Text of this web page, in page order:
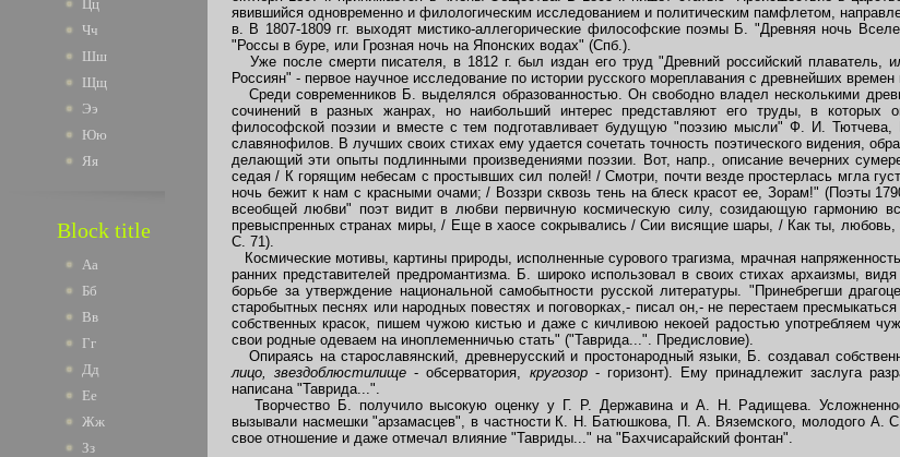
Цц
Чч
Шш
Щщ
Ээ
Юю
Яя
Block title
Аа
Бб
Вв
Гг
Дд
Ее
Жж
Зз
явившийся одновременно и филологическим исследованием и политическим памфлетом,
в. В 1807-1809 гг. выходят мистико-аллегорические философские поэмы Б. "Древняя ночь
"Россы в буре, или Грозная ночь на Японских водах" (Спб.).
Уже после смерти писателя, в 1812 г. был издан его труд "Древний российский плаватель,
Россиян" - первое научное исследование по истории русского мореплавания с древнейших
Среди современников Б. выделялся образованностью. Он свободно владел несколькими
сочинений в разных жанрах, но наибольший интерес представляют его труды, в которых
философской поэзии и вместе с тем подготавливает будущую "поэзию мысли" Ф. И. Тютчева,
славянофилов. В лучших своих стихах ему удается сочетать точность поэтического видения,
делающий эти опыты подлинными произведениями поэзии. Вот, напр., описание вечерних
седая / К горящим небесам с простывших сил полей! / Смотри, почти везде простерлась мгла
ночь бежит к нам с красными очами; / Воззри сквозь тень на блеск красот ее, Зорам!" (Поэты
всеобщей любви" поэт видит в любви первичную космическую силу, созидающую гармонию
превыспренных странах миры, / Еще в хаосе сокрывались / Сии висящие шары, / Как ты, любовь,
С. 71).
Космические мотивы, картины природы, исполненные сурового трагизма, мрачная
ранних представителей предромантизма. Б. широко использовал в своих стихах архаизмы,
борьбе за утверждение национальной самобытности русской литературы. "Принебрегши
старобытных песнях или народных повестях и поговорках,- писал он,- не перестаем
собственных красок, пишем чужою кистью и даже с кичливою некоей радостью употребляем
свои родные одеваем на иноплеменничью стать" ("Таврида...". Предисловие).
Опираясь на старославянский, древнерусский и простонародный языки, Б. создавал
лицо, звездоблюстилище- обсерватория, кругозор - горизонт). Ему принадлежит заслуга
написана "Таврида...".
Творчество Б. получило высокую оценку у Г. Р. Державина и А. Н. Радищева.
вызывали насмешки "арзамасцев", в частности К. Н. Батюшкова, П. А. Вяземского, молодого А.
свое отношение и даже отмечал влияние "Тавриды..." на "Бахчисарайский фонтан".